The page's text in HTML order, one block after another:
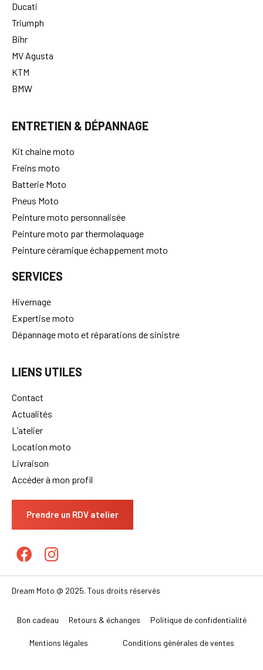
Ducati
Triumph
Bihr
MV Agusta
KTM
BMW
ENTRETIEN & DÉPANNAGE
Kit chaine moto
Freins moto
Batterie Moto
Pneus Moto
Peinture moto personnalisée
Peinture moto par thermolaquage
Peinture céramique échappement moto
SERVICES
Hivernage
Expertise moto
Dépannage moto et réparations de sinistre
LIENS UTILES
Contact
Actualités
L’atelier
Location moto
Livraison
Accéder à mon profil
Prendre un RDV atelier
Dream Moto @ 2025. Tous droits réservés
Bon cadeau Retours & échanges Politique de confidentialité
Mentions légales Conditions générales de ventes